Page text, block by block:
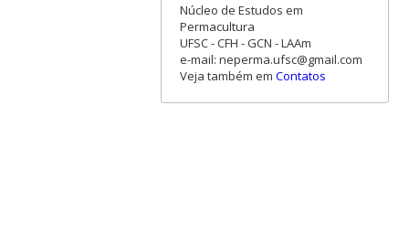
Núcleo de Estudos em
Permacultura
UFSC - CFH - GCN - LAAm
e-mail: neperma.ufsc@gmail.com
Veja também em Contatos